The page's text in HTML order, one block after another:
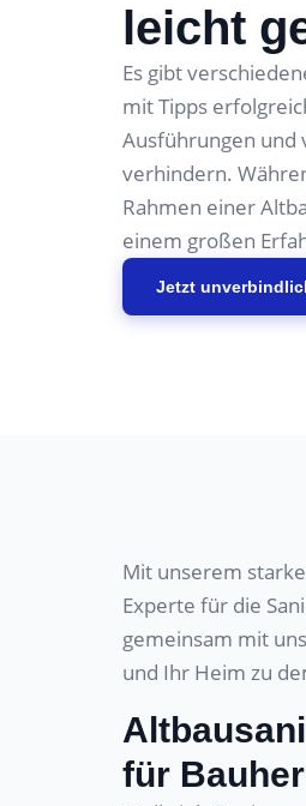
leicht
Es gibt
mit Tipps
Ausführungen und
verhindern.
Rahmen einer
einem großen
Jetzt
Mit unserem
Experte für die
gemeinsam mit
und Ihr Heim zu
für